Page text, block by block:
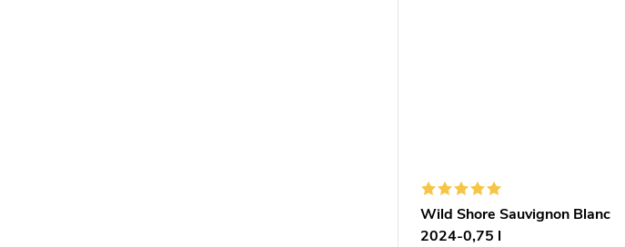
Wild Shore Sauvignon Blanc
2024-0,75 l